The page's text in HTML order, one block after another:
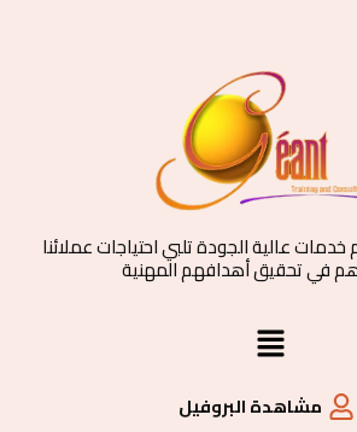
عالية الجودة تلبي احتياجات عملائنا
في تحقيق أهدافهم المهنية
القائمة
مشاهدة البروفيل